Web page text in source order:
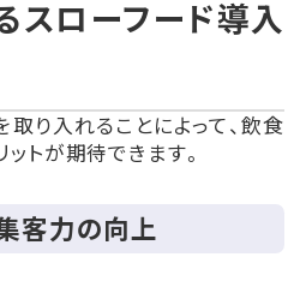
スローフード導入
り入れることによって、飲食
トが期待できます。
客力の向上